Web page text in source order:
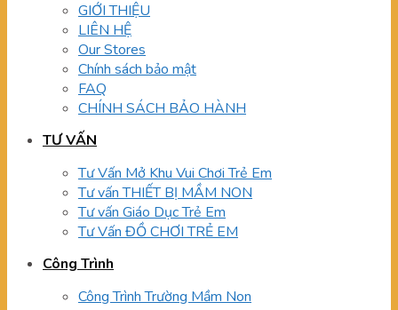
GIỚI THIỆU
LIÊN HỆ
Our Stores
Chính sách bảo mật
FAQ
CHÍNH SÁCH BẢO HÀNH
TƯ VẤN
Tư Vấn Mở Khu Vui Chơi Trẻ Em
Tư vấn THIẾT BỊ MẦM NON
Tư vấn Giáo Dục Trẻ Em
Tư Vấn ĐỒ CHƠI TRẺ EM
Công Trình
Công Trình Trường Mầm Non